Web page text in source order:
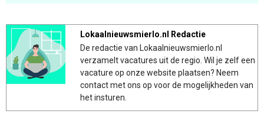
Lokaalnieuwsmierlo.nl Redactie
De redactie van Lokaalnieuwsmierlo.nl
verzamelt vacatures uit de regio. Wil je zelf een
vacature op onze website plaatsen? Neem
contact met ons op voor de mogelijkheden van
het insturen.